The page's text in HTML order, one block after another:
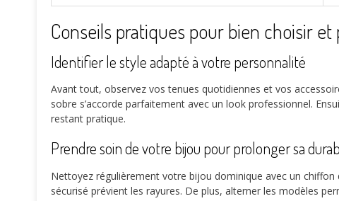
Conseils pratiques pour bien choisir
Identifier le style adapté à votre personnalité
Avant tout, observez vos tenues quotidiennes et vos
sobre s’accorde parfaitement avec un look professionnel.
restant pratique.
Prendre soin de votre bijou pour prolonger sa
Nettoyez régulièrement votre bijou dominique avec un chiffon
sécurisé prévient les rayures. De plus, alterner les modèles